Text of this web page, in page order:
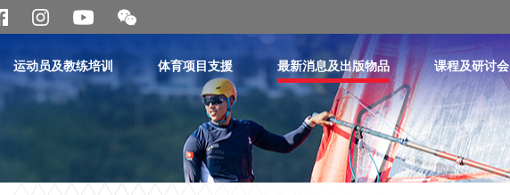
开
合
维
运动员及教练培训 体育项目支援 最新消息及出版物品 课程及研讨会